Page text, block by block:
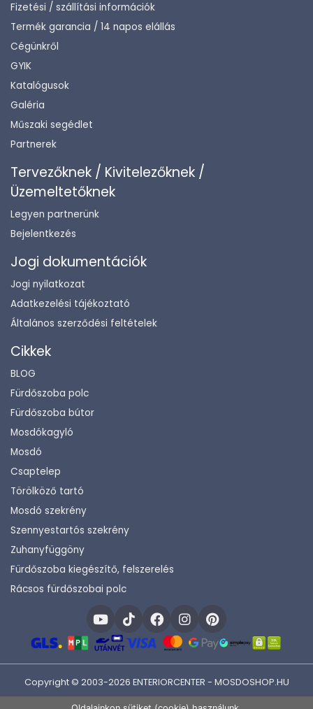
Fizetési / szállítási információk
Termék garancia / 14 napos elállás
Cégünkről
GYIK
Katalógusok
Galéria
Műszaki segédlet
Partnerek
Tervezőknek / Kivitelezőknek /
Üzemeltetőknek
Legyen partnerünk
Bejelentkezés
Jogi dokumentációk
Jogi nyilatkozat
Adatkezelési tájékoztató
Általános szerződési feltételek
Cikkek
BLOG
Fürdőszoba polc
Fürdőszoba bútor
Mosdókagyló
Mosdó
Csaptelep
Törölköző tartó
Mosdó szekrény
Szennyestartós szekrény
Zuhanyfüggöny
Fürdőszoba kiegészítő, felszerelés
Rácsos fürdőszobai polc
Copyright © 2003-2026 ENTERIORCENTER - MOSDOSHOP.HU